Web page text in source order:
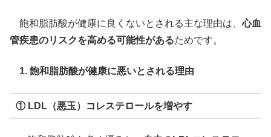
飽和脂肪酸が健康に良くないとされる主な理由は、心血
管疾患のリスクを高める可能性があるためです。
1. 飽和脂肪酸が健康に悪いとされる理由
① LDL（悪玉）コレステロールを増やす